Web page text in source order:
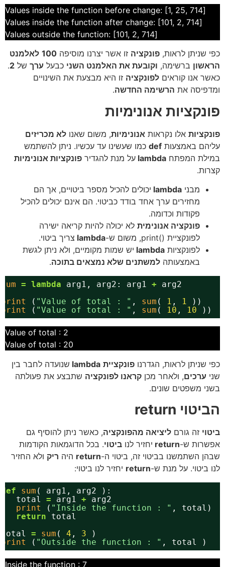
[Values inside the function before change: [1, 25, 714
[Values inside the function after change: [101, 2, 714
[Values outside the function: [101, 2, 714
כפי שניתן לראות, פונקציה זו אשר יצרנו מוסיפה 100 לאלמנט
הראשון ברשימה, וקובעת את האלמנט השני כבעל ערך של 2
.
כאשר אנו קוראים לפונקציה זו היא מבצעת את השינויים
ומדפיסה את הרשימה החדשה.
פונקציות אנונימיות
פונקציות אלו נקראות אנונימיות, משום שאנו לא מכריזים
עליהם באמצעות def כמו שעשינו עד עכשיו. ניתן להשתמש
במילת המפתח lambda על מנת להגדיר פונקציות אנונימיות
קצרות.
מבני lambda יכולים להכיל מספר ביטויים, אך הם
מחזירים ערך אחד בודד כביטוי. הם אינם יכולים להכיל
פקודות וכדומה.
פונקציה אנונימית לא יכולה להיות קריאה ישירה
לפונקציית ()print, משום ש-
lambda צריך ביטוי.
לפונקציות lambda יש שמות מקומיים, ולא ניתן לגשת
באמצעותה למשתנים שלא נמצאים בתוכה.
sum = lambda arg1, arg2: arg1 +
arg2
print
( "Value of total : " , sum ( 1 , 1
))
print
( "Value of total : " , sum ( 10 , 10 ))
Value of total : 2
Value of total : 20
כפי שניתן לראות, הגדרנו פונקציית lambda שנועדה לחבר בין
שני ערכים, ולאחר מכן קראנו לפונקציה שתבצע את פעולתה
בשני משפטים שונים.
הביטוי return
ביטוי זה גורם ליציאה מהפונקציה, כאשר ניתן להוסיף גם
אפשרות ש-return יחזיר לנו ביטוי. בכל הדוגמאות הקודמות
שבהן השתמשנו בביטוי זה, ביטוי ה-return היה ריק ולא החזיר
לנו ביטוי. על מנת ש-return יחזיר לנו ביטוי:
def sum ( arg1, arg2 ):
total = arg1 +
arg2
print
( "Inside the function : " , total)
return
total
total = sum ( 4 , 3
)
print
( "Outside the function : " , total )
Inside the function : 7